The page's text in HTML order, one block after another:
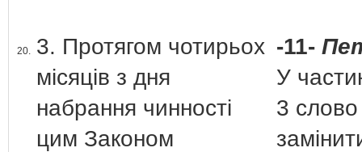
20. 3. Протягом чотирьох
місяців з дня
набрання чинності
цим Законом
-11-
У
3